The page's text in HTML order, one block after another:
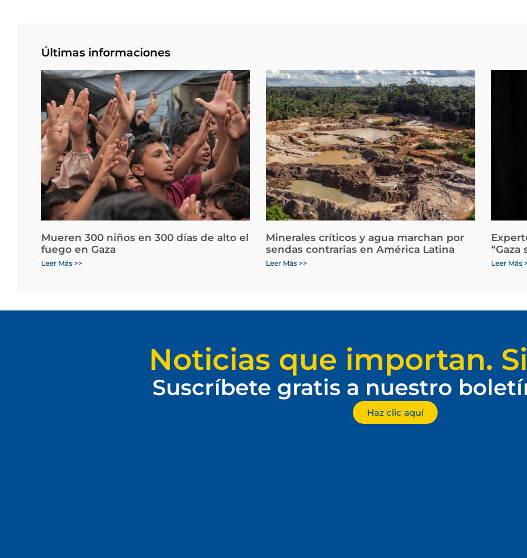
Últimas informaciones
Mueren 300 niños en 300 días de alto el
fuego en Gaza
Leer Más >>
Minerales críticos y agua marchan por
sendas contrarias en América Latina
Leer Más >>
“Gaza
Leer Más
Noticias que importan.
Suscríbete gratis a nuestro
Haz clic aquí